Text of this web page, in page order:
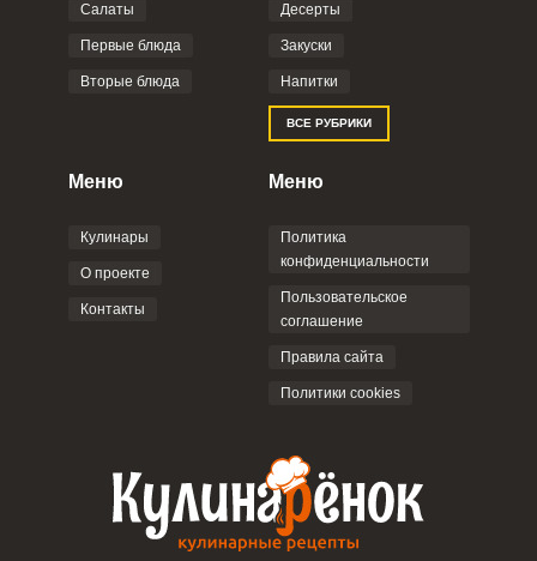
Фото до 4 шт, до 5 mb
Отправляя эту форму, вы соглашаетесь с
Политикой
Пользовательским
соглашением
Салаты
Первые блюда
Вторые блюда
Десерты
Закуски
Напитки
ВСЕ РУБРИКИ
Меню
Кулинары
О проекте
Контакты
Меню
Политика
конфиденциальности
Пользовательское
соглашение
Правила сайта
Политики cookies